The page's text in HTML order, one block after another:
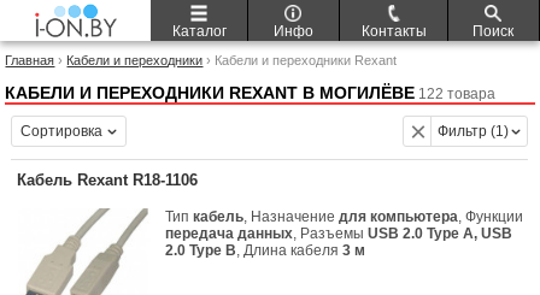
Каталог Инфо Контакты Поиск
Главная › Кабели и переходники › Кабели и переходники Rexant
КАБЕЛИ И ПЕРЕХОДНИКИ REXANT В МОГИЛЁВЕ 122 товара
Сортировка Фильтр (1)
Кабель Rexant R18-1106
Типкабель, Назначениедля компьютера, Функции
передача данных, РазъемыUSB 2.0 Type A, USB
2.0 Type B, Длина кабеля3 м